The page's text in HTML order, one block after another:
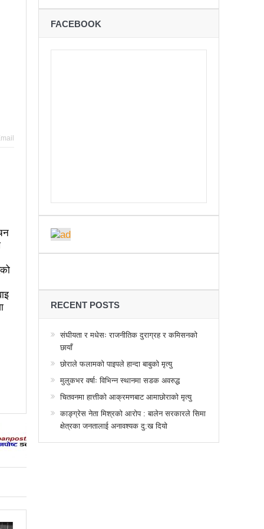
बुझेर बाटो खुलाउन मन्त्री घिसिङको म्यासेज
मृत्यु
कर्फ्यु आदेश
पुरस्कृत हुँदै यी पत्रकार
देशैभर अभियानात्मक कार्यक्रम
साक्षरताको
३ वटा सूचीकरणबाट हटे
विद्युतिकरणको ब्रेकथ्रु
जना घाइते
बिद्यार्थीलाई चलचित्र सिकाउँदै बागमती प्रदेश सरकार
खसेको अनुमान
FACEBOOK
RECENT POSTS
संघीयता र मधेसः राजनीतिक दुराग्रह र कमिसनको
छायाँ
छोराले फलामको पाइपले हान्दा बाबुको मृत्यु
मुलुकभर वर्षाः विभिन्न स्थानमा सडक अवरुद्ध
चितवनमा हात्तीको आक्रमणबाट आमाछोराको मृत्यु
काङ्ग्रेस नेता मिश्रको आरोप : बालेन सरकारले सिमा
क्षेत्रका जनतालाई अनावश्यक दु:ख दियो